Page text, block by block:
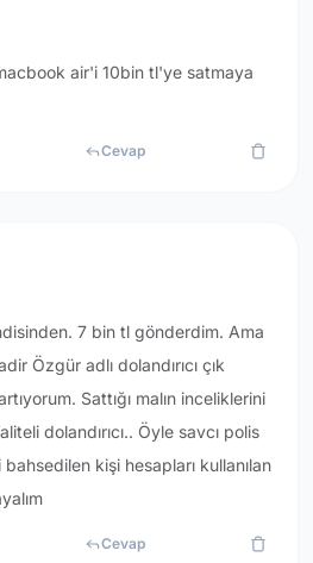
air'i 10bin tl'ye satmaya
Cevap
7 bin tl gönderdim. Ama
Özgür adlı dolandırıcı çık
Sattığı malın inceliklerini
dolandırıcı.. Öyle savcı polis
kişi hesapları kullanılan
Cevap